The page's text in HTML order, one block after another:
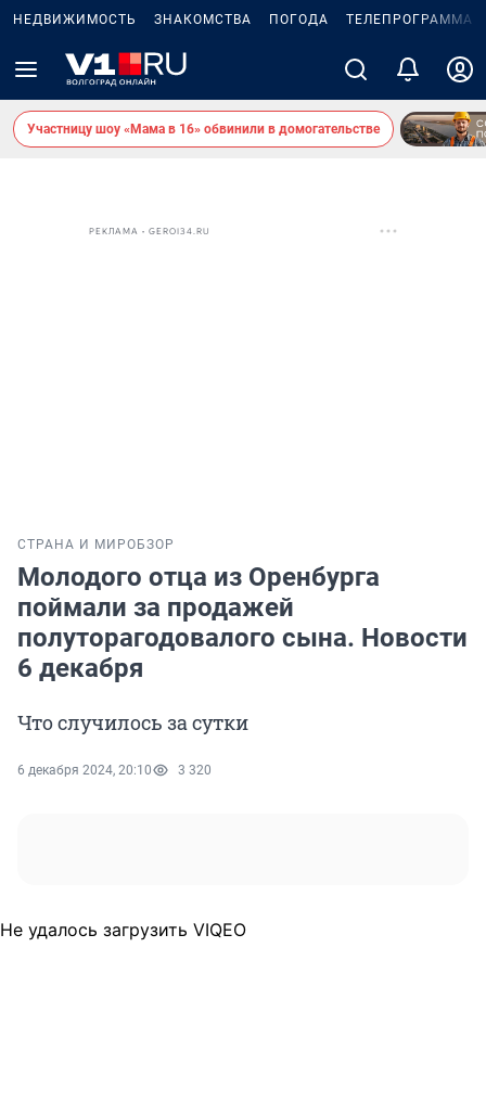
НЕДВИЖИМОСТЬ ЗНАКОМСТВА ПОГОДА ТЕЛЕПРОГРАММА
Участницу шоу «Мама в 16» обвинили в домогательстве
РЕКЛАМА • GEROI34.RU
СТРАНА И МИРОБЗОР
Молодого отца из Оренбурга
поймали за продажей
полуторагодовалого сына. Новости
6 декабря
Что случилось за сутки
6 декабря 2024, 20:10 3 320
Не удалось загрузить VIQEO